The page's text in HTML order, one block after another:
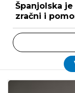
Španjolska
zračni i